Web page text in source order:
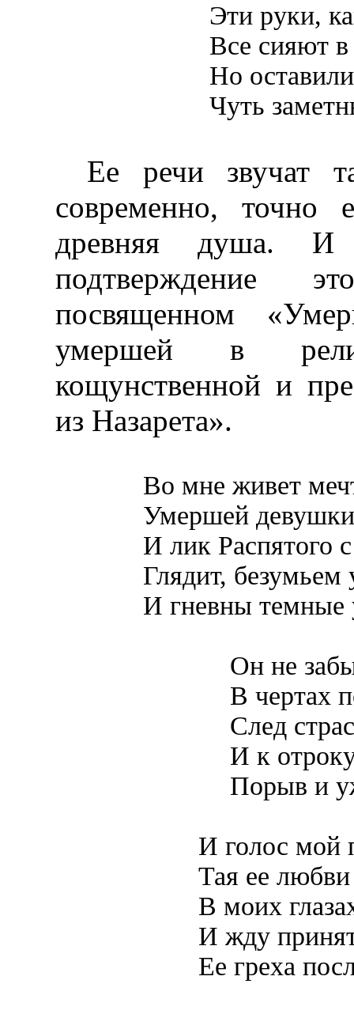
Эти руки,
Все сияют в
Но
Чуть
Ее речи звучат
современно, точно
древняя душа. И
подтверждение
посвященном
умершей в
кощунственной и
из Назарета».
Во мне живет
Умершей
И лик Распятого
Глядит, безумьем
И гневны темные
Он не
В чертах
След
И к
Порыв и
И голос мой
Тая ее любви
В моих
И жду
Ее греха